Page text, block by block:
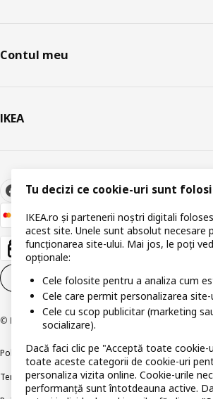
Contul meu
IKEA
Setări pentru modulele cookie
© Inter IKEA Systems B.V 1999-2026
Politica de confidențialitatePolitica companiei IKEA
Termeni și CondițiiInformații despre IKEA Romania
Tu decizi ce cookie-uri sunt
IKEA.ro și partenerii noștri digitali
acest site. Unele sunt absolut necesare
funcționarea site-ului. Mai jos, le poți
opționale:
Cele folosite pentru a analiza cum
Cele care permit personalizarea site-
Cele cu scop publicitar (marketing
socializare).
Dacă faci clic pe "Acceptă toate
toate aceste categorii de cookie-uri
personaliza vizita online. Cookie-urile
performanță sunt întotdeauna active.